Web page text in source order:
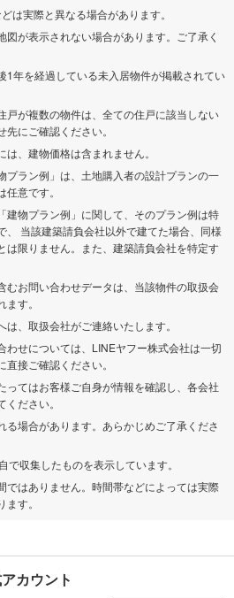
は実際と異なる場合があります。
が表示されない場合があります。ご了承く
1年を経過している未入居物件が掲載されてい
戸が複数の物件は、全ての住戸に該当しない
にご確認ください。
は、建物価格は含まれません。
プラン例」は、土地購入者の設計プランの一
意です。
建物プラン例」に関して、そのプラン例は特
、 当該建築請負会社以外で建てた場合、同様
は限りません。また、建築請負会社を特定す
むお問い合わせデータは、当該物件の取扱会
す。
、取扱会社がご連絡いたします。
わせについては、LINEヤフー株式会社は一切
接ご確認ください。
ってはお客様ご自身が情報を確認し、各会社
ださい。
る場合があります。あらかじめご了承くださ
で収集したものを表示しています。
ではありません。時間帯などによっては実際
す。
カウント